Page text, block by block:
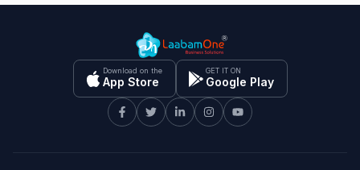
Download on the
App Store
GET IT ON
Google Play